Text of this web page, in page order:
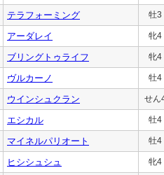
テラフォーミング 牡3
アーダレイ 牝4
ブリングトゥライフ 牝4
ヴルカーノ 牡4
ウインシュクラン せん
エシカル 牡4
マイネルパリオート 牡4
ヒシシュシュ 牝4